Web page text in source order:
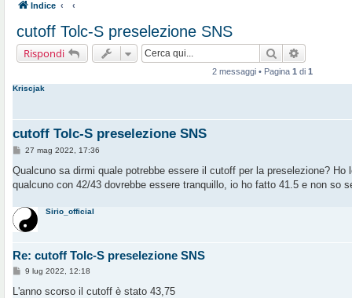
Indice
cutoff Tolc-S preselezione SNS
Rispondi Cerca
2 messaggi • Pagina 1 di 1
Kriscjak
cutoff Tolc-S preselezione SNS
M
s
a
g
o
27 mag 2022, 17:36
Qualcuno sa dirmi quale potrebbe essere il cutoff per la preselezione?
qualcuno con 42/43 dovrebbe essere tranquillo, io ho fatto 41.5 e non so
Sirio_official
Re: cutoff Tolc-S preselezione SNS
M
s
9 lug 2022, 12:18
L'anno scorso il cutoff è stato 43,75